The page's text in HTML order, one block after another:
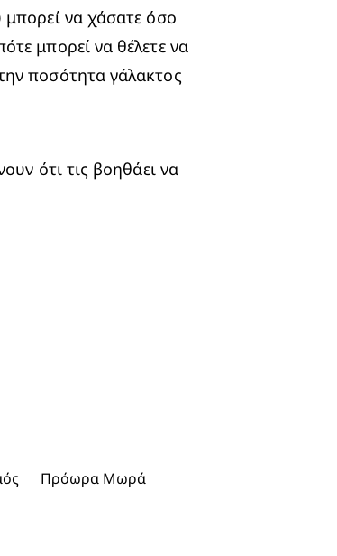
να χάσατε όσο
μπορεί να θέλετε να
ποσότητα γάλακτος
ότι τις βοηθάει να
Πρόωρα Μωρά